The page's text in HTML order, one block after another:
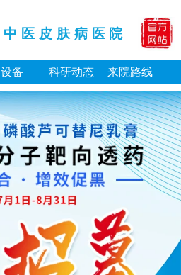
医皮肤病医院
设备 科研动态 来院路线